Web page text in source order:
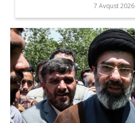
7 Avqust 2026